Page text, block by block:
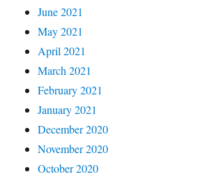
June 2021
May 2021
April 2021
March 2021
February 2021
January 2021
December 2020
November 2020
October 2020